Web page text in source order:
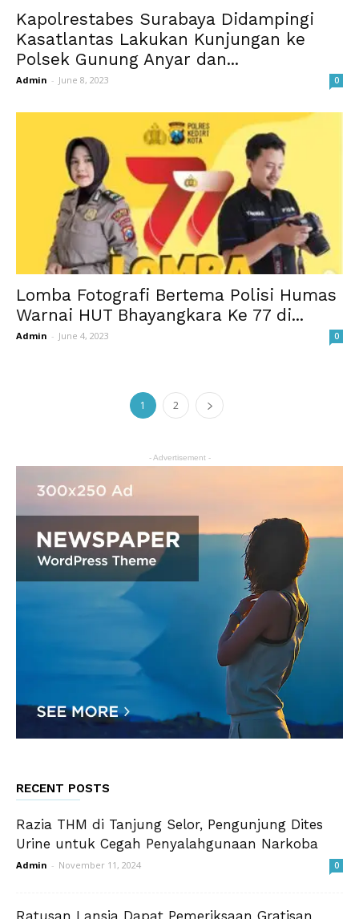
Kapolrestabes Surabaya Didampingi
Kasatlantas Lakukan Kunjungan ke
Polsek Gunung Anyar dan...
Admin - June 8, 2023 0
Lomba Fotografi Bertema Polisi Humas
Warnai HUT Bhayangkara Ke 77 di...
Admin - June 4, 2023 0
1 2
- Advertisement -
RECENT POSTS
Razia THM di Tanjung Selor, Pengunjung Dites
Urine untuk Cegah Penyalahgunaan Narkoba
Admin - November 11, 2024 0
Ratusan Lansia Dapat Pemeriksaan Gratisan